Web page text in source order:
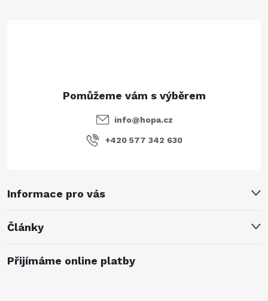
Informace pro vás
Články
info@hopa.cz
+420 577 342 630
Přijímáme online platby